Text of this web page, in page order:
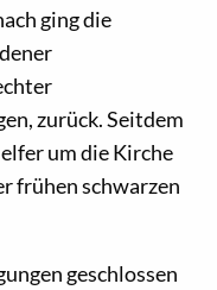
ging die
zurück. Seitdem
um die Kirche
frühen schwarzen
geschlossen